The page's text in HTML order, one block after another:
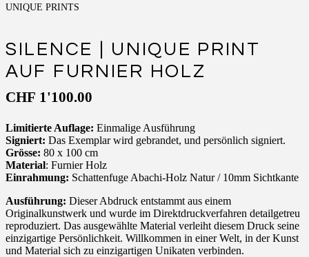
UNIQUE PRINTS
SILENCE | UNIQUE PRINT
AUF FURNIER HOLZ
CHF 1'100.00
Limitierte Auflage: Einmalige Ausführung
Signiert: Das Exemplar wird gebrandet, und persönlich signiert.
Grösse: 80 x 100 cm
Material: Furnier Holz
Einrahmung: Schattenfuge Abachi-Holz Natur / 10mm Sichtkante
Ausführung: Dieser Abdruck entstammt aus einem
Originalkunstwerk und wurde im Direktdruckverfahren detailgetreu
reproduziert. Das ausgewählte Material verleiht diesem Druck seine
einzigartige Persönlichkeit. Willkommen in einer Welt, in der Kunst
und Material sich zu einzigartigen Unikaten verbinden.